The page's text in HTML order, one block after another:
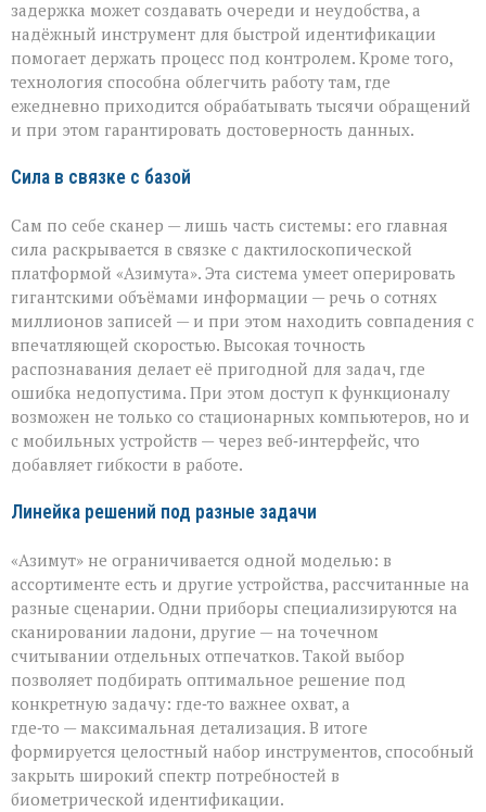
задержка может создавать очереди и неудобства, а
надёжный инструмент для быстрой идентификации
помогает держать процесс под контролем. Кроме того,
технология способна облегчить работу там, где
ежедневно приходится обрабатывать тысячи обращений
и при этом гарантировать достоверность данных.
Сила в связке с базой
Сам по себе сканер — лишь часть системы: его главная
сила раскрывается в связке с дактилоскопической
платформой «Азимута». Эта система умеет оперировать
гигантскими объёмами информации — речь о сотнях
миллионов записей — и при этом находить совпадения с
впечатляющей скоростью. Высокая точность
распознавания делает её пригодной для задач, где
ошибка недопустима. При этом доступ к функционалу
возможен не только со стационарных компьютеров, но и
с мобильных устройств — через веб‑интерфейс, что
добавляет гибкости в работе.
Линейка решений под разные задачи
«Азимут» не ограничивается одной моделью: в
ассортименте есть и другие устройства, рассчитанные на
разные сценарии. Одни приборы специализируются на
сканировании ладони, другие — на точечном
считывании отдельных отпечатков. Такой выбор
позволяет подбирать оптимальное решение под
конкретную задачу: где‑то важнее охват, а
где‑то — максимальная детализация. В итоге
формируется целостный набор инструментов, способный
закрыть широкий спектр потребностей в
биометрической идентификации.